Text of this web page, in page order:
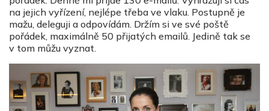
na jejich vyřízení, nejlépe třeba ve vlaku. Postupně je
mažu, deleguji a odpovídám. Držím si ve své poště
pořádek, maximálně 50 přijatých emailů. Jedině tak se
v tom můžu vyznat.